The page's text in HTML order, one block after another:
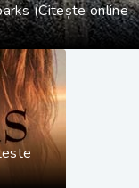
(Citește online